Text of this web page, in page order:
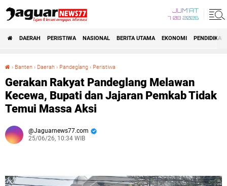
JUM'AT
7 08 2026
DAERAH PERISTIWA NASIONAL BERITA UTAMA EKONOMI PENDIDIKAN
› Banten › Daerah › Pandeglang › Peristiwa
Gerakan Rakyat Pandeglang Melawan
Kecewa, Bupati dan Jajaran Pemkab Tidak
Temui Massa Aksi
Jaguarnews77.com
25/06/26, 10:34 WIB